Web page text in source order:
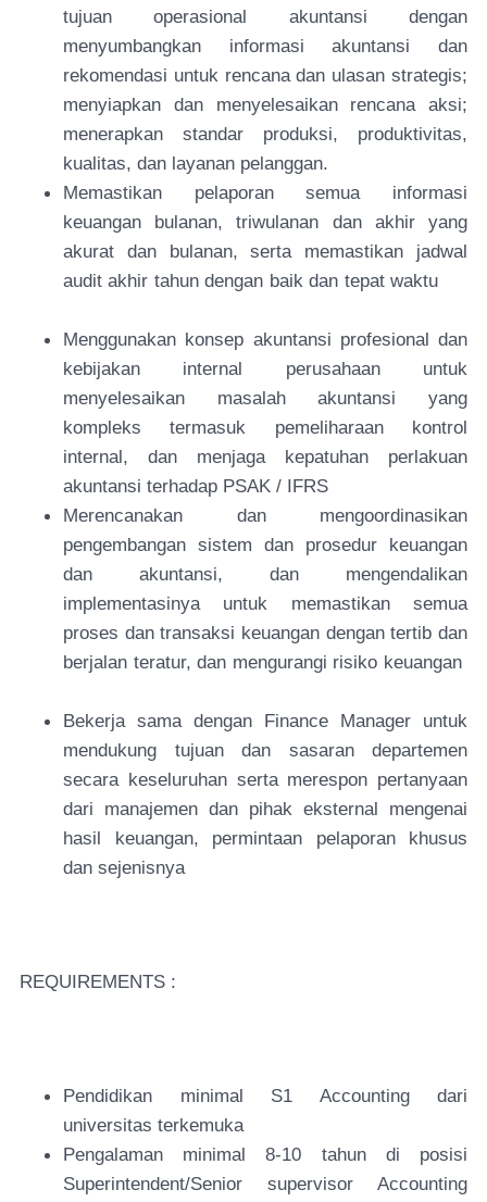
tujuan operasional akuntansi dengan
menyumbangkan informasi akuntansi dan
rekomendasi untuk rencana dan ulasan strategis;
menyiapkan dan menyelesaikan rencana aksi;
menerapkan standar produksi, produktivitas,
kualitas, dan layanan pelanggan.
Memastikan pelaporan semua informasi
keuangan bulanan, triwulanan dan akhir yang
akurat dan bulanan, serta memastikan jadwal
audit akhir tahun dengan baik dan tepat waktu
Menggunakan konsep akuntansi profesional dan
kebijakan internal perusahaan untuk
menyelesaikan masalah akuntansi yang
kompleks termasuk pemeliharaan kontrol
internal, dan menjaga kepatuhan perlakuan
akuntansi terhadap PSAK / IFRS
Merencanakan dan mengoordinasikan
pengembangan sistem dan prosedur keuangan
dan akuntansi, dan mengendalikan
implementasinya untuk memastikan semua
proses dan transaksi keuangan dengan tertib dan
berjalan teratur, dan mengurangi risiko keuangan
Bekerja sama dengan Finance Manager untuk
mendukung tujuan dan sasaran departemen
secara keseluruhan serta merespon pertanyaan
dari manajemen dan pihak eksternal mengenai
hasil keuangan, permintaan pelaporan khusus
dan sejenisnya
REQUIREMENTS :
Pendidikan minimal S1 Accounting dari
universitas terkemuka
Pengalaman minimal 8-10 tahun di posisi
Superintendent/Senior supervisor Accounting